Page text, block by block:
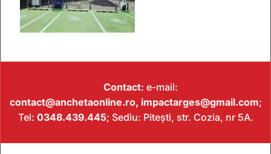
Contact: e-mail:
contact@anchetaonline.ro, impactarges@gmail.com;
Tel: 0348.439.445; Sediu: Pitești, str. Cozia, nr 5A.